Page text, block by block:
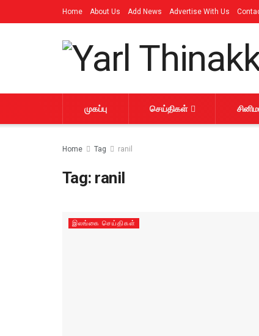
Home About Us Add News Advertise With Us
முகப்பு செய்திகள்
Home Tag ranil
Tag: ranil
இலங்கை செய்திகள்